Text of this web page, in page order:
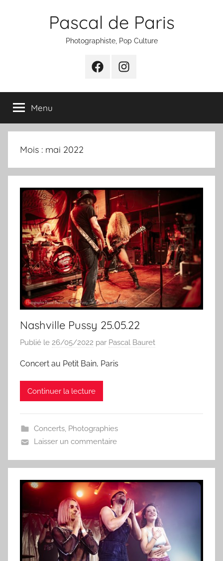
Pascal de Paris
Photographiste, Pop Culture
FacebookInstagram
Menu
Mois : mai 2022
Nashville Pussy 25.05.22
Publié le 26/05/2022 par Pascal Bauret
Concert au Petit Bain, Paris
Continuer la lecture
Concerts, Photographies
Laisser un commentaire